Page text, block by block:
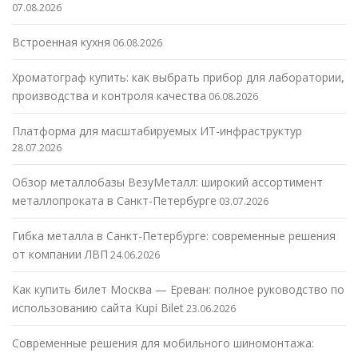
07.08.2026
Встроенная кухня 06.08.2026
Хроматограф купить: как выбрать прибор для лаборатории,
производства и контроля качества 06.08.2026
Платформа для масштабируемых ИТ-инфраструктур
28.07.2026
Обзор металлобазы ВезуМеталл: широкий ассортимент
металлопроката в Санкт-Петербурге 03.07.2026
Гибка металла в Санкт-Петербурге: современные решения
от компании ЛВП 24.06.2026
Как купить билет Москва — Ереван: полное руководство по
использованию сайта Kupi Bilet23.06.2026
Современные решения для мобильного шиномонтажа: